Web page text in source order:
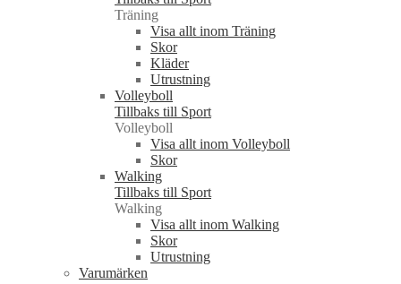
Träning
Visa allt inom Träning
Skor
Kläder
Utrustning
Volleyboll
Tillbaks till Sport
Volleyboll
Visa allt inom Volleyboll
Skor
Walking
Tillbaks till Sport
Walking
Visa allt inom Walking
Skor
Utrustning
Varumärken